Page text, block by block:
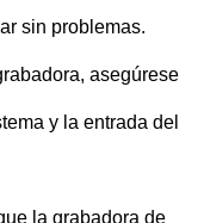
sin problemas.
asegúrese
y la entrada del
la grabadora de